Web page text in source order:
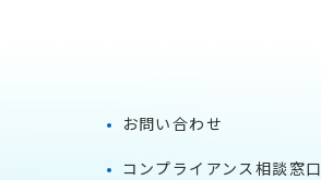
お問い合わせ
コンプライアンス相談窓口